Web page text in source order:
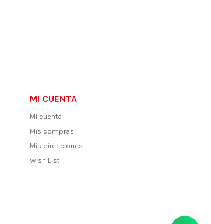
MI CUENTA
Mi cuenta
Mis compras
Mis direcciones
Wish List